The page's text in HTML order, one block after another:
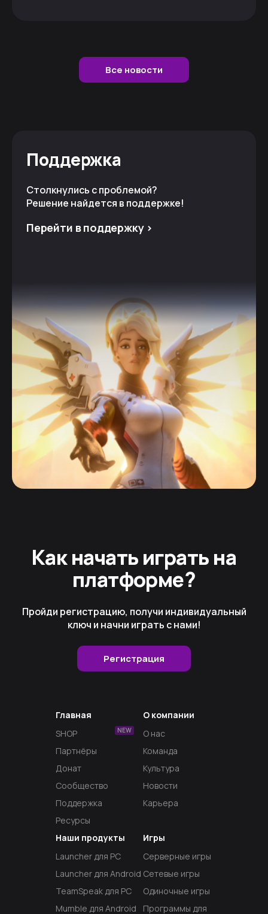
Все новости
Поддержка
Столкнулись с проблемой?
Решение найдется в поддержке!
Перейти в поддержку >
Как начать играть на
платформе?
Пройди регистрацию, получи индивидуальный
ключ и начни играть с нами!
Регистрация
Главная
SHOP
NEW
Партнёры
Донат
Сообщество
Поддержка
Ресурсы
Наши продукты
Launcher для PC
Launcher для Android
TeamSpeak для PC
Mumble для Android
Игры
Серверные игры
Сетевые игры
Одиночные игры
Программы для
О компании
О нас
Команда
Культура
Новости
Карьера